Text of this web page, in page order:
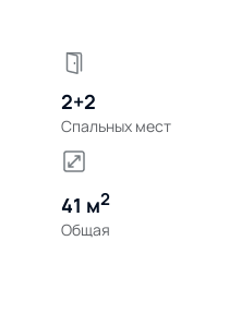
2+2
Спальных мест
41 м2
Общая